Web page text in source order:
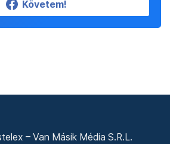
Követem!
– Van Másik Média S.R.L.